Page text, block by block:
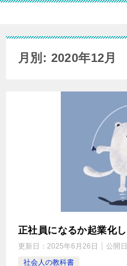
月別: 2020年12月
正社員になるか起業化
更新日： 2025年6月26日 公開日
社会人の教科書